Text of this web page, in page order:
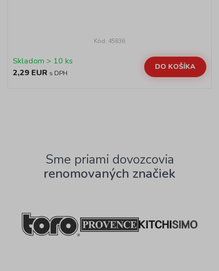
Kód: 45836
Skladom > 10 ks
2,29 EUR s DPH
DO KOŠÍKA
Sme priami dovozcovia
renomovaných značiek